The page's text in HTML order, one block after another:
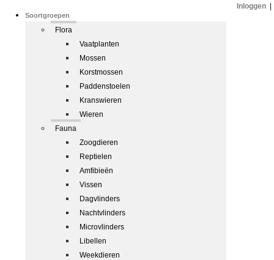
Soortgroepen
Flora
Vaatplanten
Mossen
Korstmossen
Paddenstoelen
Kranswieren
Wieren
Fauna
Zoogdieren
Reptielen
Amfibieën
Vissen
Dagvlinders
Nachtvlinders
Microvlinders
Libellen
Weekdieren
Inloggen